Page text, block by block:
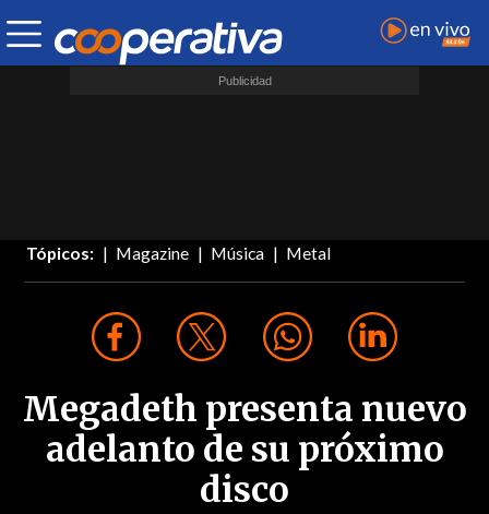
Tópicos: Magazine Música Metal
Megadeth presenta nuevo
adelanto de su próximo
disco